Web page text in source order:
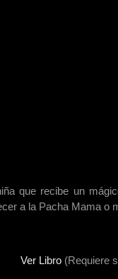
que recibe un
a la Pacha Mama o
Ver Libro (Requiere